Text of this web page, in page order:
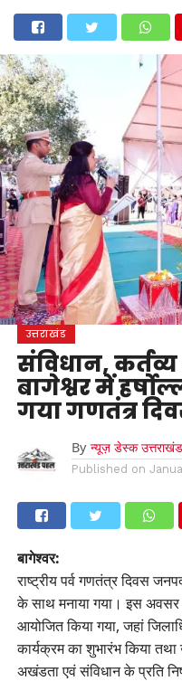
उत्तराखंड उत्तरकाशी उधम
देहरादूननैनीताल पौड़ी
मनोरंजन
उत्तराखंड
संविधान,
बागेश्वर में
गया गणतंत्र
By न्यूज़ डेस्क
Published on
बागेश्वर:
राष्ट्रीय पर्व गणतंत्र दिवस
के साथ मनाया गया। इस अवसर
आयोजित किया गया, जहां
कार्यक्रम का शुभारंभ किया
अखंडता एवं संविधान के प्रति